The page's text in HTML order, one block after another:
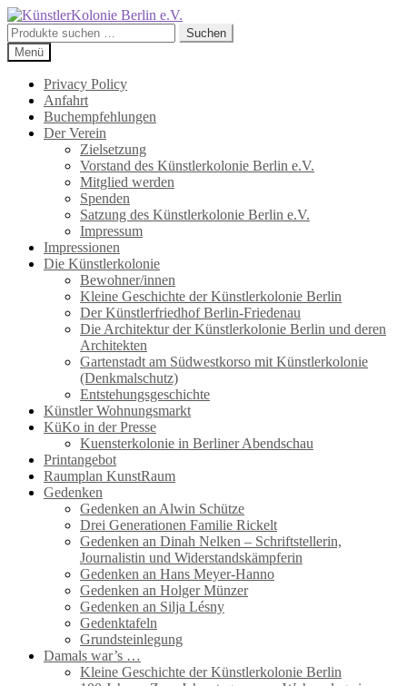
Zur
Navigation
springen
Zum
Inhalt
springen
Suchen
nach:
Suchen
Menü
Privacy Policy
Anfahrt
Buchempfehlungen
Der Verein
Zielsetzung
Vorstand des Künstlerkolonie Berlin e.V.
Mitglied werden
Spenden
Satzung des Künstlerkolonie Berlin e.V.
Impressum
Impressionen
Die Künstlerkolonie
Bewohner/innen
Kleine Geschichte der Künstlerkolonie Berlin
Der Künstlerfriedhof Berlin-Friedenau
Die Architektur der Künstlerkolonie Berlin und deren
Architekten
Gartenstadt am Südwestkorso mit Künstlerkolonie
(Denkmalschutz)
Entstehungsgeschichte
Künstler Wohnungsmarkt
KüKo in der Presse
Kuensterkolonie in Berliner Abendschau
Printangebot
Raumplan KunstRaum
Gedenken
Gedenken an Alwin Schütze
Drei Generationen Familie Rickelt
Gedenken an Dinah Nelken – Schriftstellerin,
Journalistin und Widerstandskämpferin
Gedenken an Hans Meyer-Hanno
Gedenken an Holger Münzer
Gedenken an Silja Lésny
Gedenktafeln
Grundsteinlegung
Damals war’s …
Kleine Geschichte der Künstlerkolonie Berlin